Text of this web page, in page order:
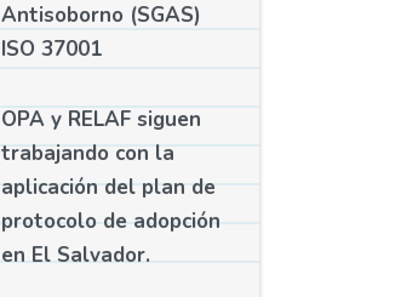
Antisoborno (SGAS)
ISO 37001
OPA y RELAF siguen
trabajando con la
aplicación del plan de
protocolo de adopción
en El Salvador.